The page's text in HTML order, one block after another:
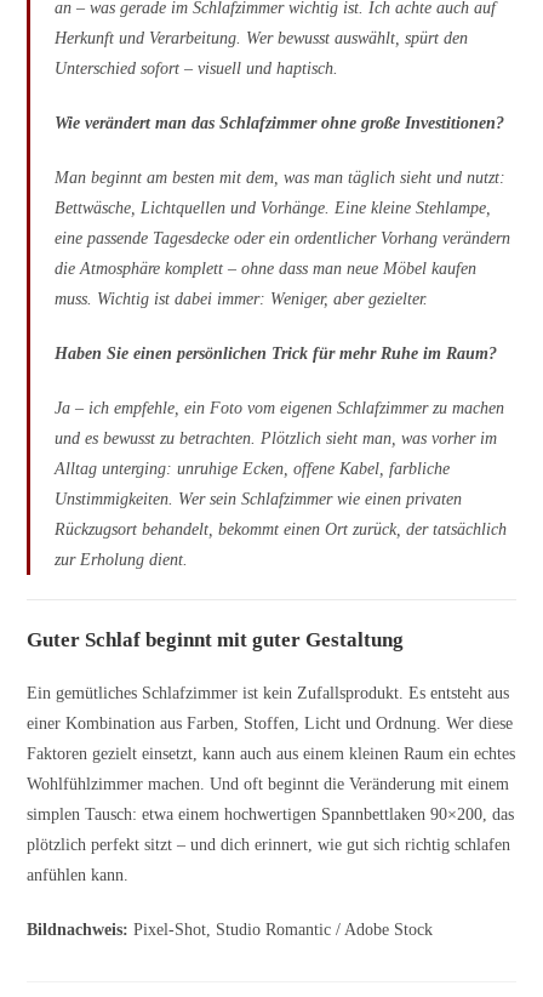
an – was gerade im Schlafzimmer wichtig ist. Ich achte auch auf
Herkunft und Verarbeitung. Wer bewusst auswählt, spürt den
Unterschied sofort – visuell und haptisch.
Wie verändert man das Schlafzimmer ohne große Investitionen?
Man beginnt am besten mit dem, was man täglich sieht und nutzt:
Bettwäsche, Lichtquellen und Vorhänge. Eine kleine Stehlampe,
eine passende Tagesdecke oder ein ordentlicher Vorhang verändern
die Atmosphäre komplett – ohne dass man neue Möbel kaufen
muss. Wichtig ist dabei immer: Weniger, aber gezielter.
Haben Sie einen persönlichen Trick für mehr Ruhe im Raum?
Ja – ich empfehle, ein Foto vom eigenen Schlafzimmer zu machen
und es bewusst zu betrachten. Plötzlich sieht man, was vorher im
Alltag unterging: unruhige Ecken, offene Kabel, farbliche
Unstimmigkeiten. Wer sein Schlafzimmer wie einen privaten
Rückzugsort behandelt, bekommt einen Ort zurück, der tatsächlich
zur Erholung dient.
Guter Schlaf beginnt mit guter Gestaltung
Ein gemütliches Schlafzimmer ist kein Zufallsprodukt. Es entsteht aus
einer Kombination aus Farben, Stoffen, Licht und Ordnung. Wer diese
Faktoren gezielt einsetzt, kann auch aus einem kleinen Raum ein echtes
Wohlfühlzimmer machen. Und oft beginnt die Veränderung mit einem
simplen Tausch: etwa einem hochwertigen Spannbettlaken 90×200, das
plötzlich perfekt sitzt – und dich erinnert, wie gut sich richtig schlafen
anfühlen kann.
Bildnachweis:Pixel-Shot, StudioRomantic / Adobe Stock